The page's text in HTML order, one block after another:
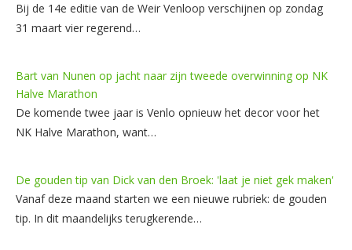
Bij de 14e editie van de Weir Venloop verschijnen op zondag
31 maart vier regerend…
Bart van Nunen op jacht naar zijn tweede overwinning op NK
Halve Marathon
De komende twee jaar is Venlo opnieuw het decor voor het
NK Halve Marathon, want…
De gouden tip van Dick van den Broek: 'laat je niet gek maken'
Vanaf deze maand starten we een nieuwe rubriek: de gouden
tip. In dit maandelijks terugkerende…